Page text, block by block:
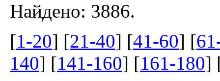
Найдено: 3886.
[1-20] [21-40] [41-60] [
140] [141-160] [161-180]